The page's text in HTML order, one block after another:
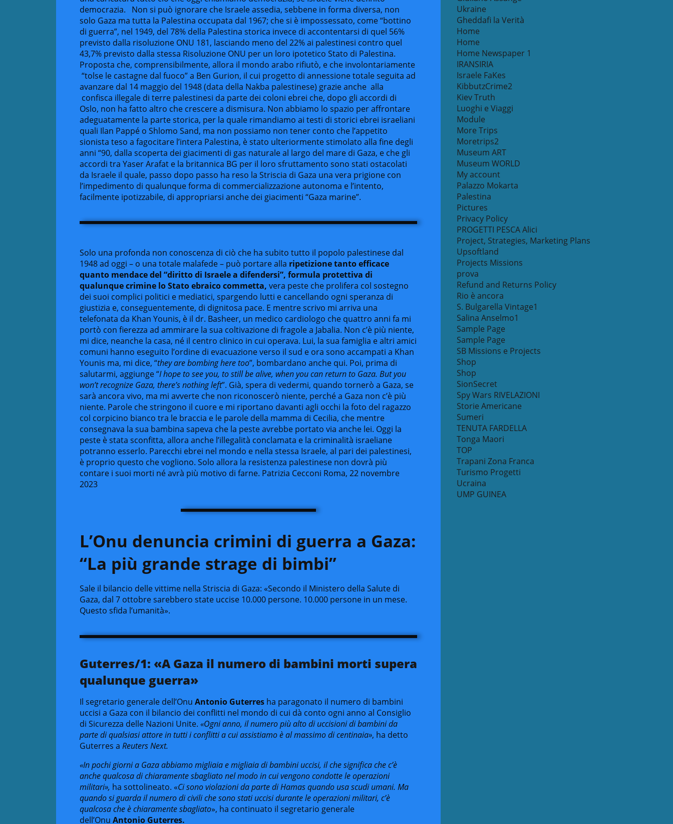
democrazia. Non si può ignorare che Israele assedia, sebbene in forma diversa, non
solo Gaza ma tutta la Palestina occupata dal 1967; che si è impossessato, come “bottino
di guerra”, nel 1949, del 78% della Palestina storica invece di accontentarsi di quel 56%
previsto dalla risoluzione ONU 181, lasciando meno del 22% ai palestinesi contro quel
43,7% previsto dalla stessa Risoluzione ONU per un loro ipotetico Stato di Palestina.
Proposta che, comprensibilmente, allora il mondo arabo rifiutò, e che involontariamente
“tolse le castagne dal fuoco” a Ben Gurion, il cui progetto di annessione totale seguita ad
avanzare dal 14 maggio del 1948 (data della Nakba palestinese) grazie anche alla
confisca illegale di terre palestinesi da parte dei coloni ebrei che, dopo gli accordi di
Oslo, non ha fatto altro che crescere a dismisura. Non abbiamo lo spazio per affrontare
adeguatamente la parte storica, per la quale rimandiamo ai testi di storici ebrei israeliani
quali Ilan Pappé o Shlomo Sand, ma non possiamo non tener conto che l’appetito
sionista teso a fagocitare l’intera Palestina, è stato ulteriormente stimolato alla fine degli
anni “90, dalla scoperta dei giacimenti di gas naturale al largo del mare di Gaza, e che gli
accordi tra Yaser Arafat e la britannica BG per il loro sfruttamento sono stati ostacolati
da Israele il quale, passo dopo passo ha reso la Striscia di Gaza una vera prigione con
l’impedimento di qualunque forma di commercializzazione autonoma e l’intento,
facilmente ipotizzabile, di appropriarsi anche dei giacimenti “Gaza marine”.
Solo una profonda non conoscenza di ciò che ha subito tutto il popolo palestinese dal
1948 ad oggi – o una totale malafede – può portare alla ripetizione tanto efficace
quanto mendace del “diritto di Israele a difendersi”, formula protettiva di
qualunque crimine lo Stato ebraico commetta, vera peste che prolifera col sostegno
dei suoi complici politici e mediatici, spargendo lutti e cancellando ogni speranza di
giustizia e, conseguentemente, di dignitosa pace. E mentre scrivo mi arriva una
telefonata da Khan Younis, è il dr. Basheer, un medico cardiologo che quattro anni fa mi
portò con fierezza ad ammirare la sua coltivazione di fragole a Jabalia. Non c’è più niente,
mi dice, neanche la casa, né il centro clinico in cui operava. Lui, la sua famiglia e altri amici
comuni hanno eseguito l’ordine di evacuazione verso il sud e ora sono accampati a Khan
Younis ma, mi dice, “they are bombing here too”, bombardano anche qui. Poi, prima di
salutarmi, aggiunge “I hope to see you, to still be alive, when you can return to Gaza. But you
won’t recognize Gaza, there’s nothing left”. Già, spera di vedermi, quando tornerò a Gaza, se
sarà ancora vivo, ma mi avverte che non riconoscerò niente, perché a Gaza non c’è più
niente. Parole che stringono il cuore e mi riportano davanti agli occhi la foto del ragazzo
col corpicino bianco tra le braccia e le parole della mamma di Cecilia, che mentre
consegnava la sua bambina sapeva che la peste avrebbe portato via anche lei. Oggi la
peste è stata sconfitta, allora anche l’illegalità conclamata e la criminalità israeliane
potranno esserlo. Parecchi ebrei nel mondo e nella stessa Israele, al pari dei palestinesi,
è proprio questo che vogliono. Solo allora la resistenza palestinese non dovrà più
contare i suoi morti né avrà più motivo di farne. Patrizia Cecconi Roma, 22 novembre
2023
L’Onu denuncia crimini di guerra a Gaza:
“La più grande strage di bimbi”
Sale il bilancio delle vittime nella Striscia di Gaza: «Secondo il Ministero della Salute di
Gaza, dal 7 ottobre sarebbero state uccise 10.000 persone. 10.000 persone in un mese.
Questo sfida l’umanità».
Guterres/1: «A Gaza il numero di bambini morti supera
qualunque guerra»
Il segretario generale dell’Onu Antonio Guterres ha paragonato il numero di bambini
uccisi a Gaza con il bilancio dei conflitti nel mondo di cui dà conto ogni anno al Consiglio
di Sicurezza delle Nazioni Unite. «Ogni anno, il numero più alto di uccisioni di bambini da
parte di qualsiasi attore in tutti i conflitti a cui assistiamo è al massimo di centinaia», ha detto
Guterres a Reuters Next.
«In pochi giorni a Gaza abbiamo migliaia e migliaia di bambini uccisi, il che significa che c’è
anche qualcosa di chiaramente sbagliato nel modo in cui vengono condotte le operazioni
militari», ha sottolineato. «Ci sono violazioni da parte di Hamas quando usa scudi umani. Ma
quando si guarda il numero di civili che sono stati uccisi durante le operazioni militari, c’è
qualcosa che è chiaramente sbagliato», ha continuato il segretario generale
dell’Onu Antonio Guterres.
Ukraine
Gheddafi la Verità
Home
Home
Home Newspaper 1
IRANSIRIA
Israele FaKes
KibbutzCrime2
Kiev Truth
Luoghi e Viaggi
Module
More Trips
Moretrips2
Museum ART
Museum WORLD
My account
Palazzo Mokarta
Palestina
Pictures
Privacy Policy
PROGETTI PESCA Alici
Project, Strategies, Marketing Plans
Upsoftland
Projects Missions
prova
Refund and Returns Policy
Rio è ancora
S. Bulgarella Vintage1
Salina Anselmo1
Sample Page
Sample Page
SB Missions e Projects
Shop
Shop
SionSecret
Spy Wars RIVELAZIONI
Storie Americane
Sumeri
TENUTA FARDELLA
Tonga Maori
TOP
Trapani Zona Franca
Turismo Progetti
Ucraina
UMP GUINEA